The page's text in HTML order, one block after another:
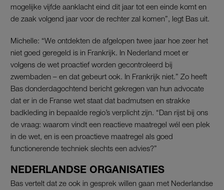
mogelijke vijfde aanklacht eind dit jaar tot een einde komt en
de zaak volgend jaar voor de rechter zal komen”, legt Bas uit.
Michelle: “We ontdekten de afgelopen twee jaar hoe zeer het
niet goed geregeld is in Frankrijk. In Nederland moet er
volgens de wet proactief worden gecontroleerd bij
zwembaden – en dat gebeurt ook. In Frankrijk niet.” Zo heeft
Bas donderdagochtend bericht gekregen van hun advocate
dat er in de Franse wet staat dat badmutsen en strakke
badkleding in bepaalde regio’s verplicht zijn. “Dan rijst bij ons
de vraag: waarom vindt een reactieve maatregel wél een plek
in de wet, en is een proactieve maatregel als goed
functionerende techniek slechts een advies?”
NEDERLANDSE ORGANISATIES
Bas vertelt dat ze ook in gesprek willen gaan met Nederlandse